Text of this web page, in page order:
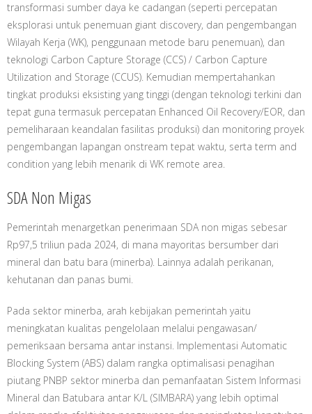
transformasi sumber daya ke cadangan (seperti percepatan
eksplorasi untuk penemuan giant discovery, dan pengembangan
Wilayah Kerja (WK), penggunaan metode baru penemuan), dan
teknologi Carbon Capture Storage (CCS) / Carbon Capture
Utilization and Storage (CCUS). Kemudian mempertahankan
tingkat produksi eksisting yang tinggi (dengan teknologi terkini dan
tepat guna termasuk percepatan Enhanced Oil Recovery/EOR, dan
pemeliharaan keandalan fasilitas produksi) dan monitoring proyek
pengembangan lapangan onstream tepat waktu, serta term and
condition yang lebih menarik di WK remote area.
SDA Non Migas
Pemerintah menargetkan penerimaan SDA non migas sebesar
Rp97,5 triliun pada 2024, di mana mayoritas bersumber dari
mineral dan batu bara (minerba). Lainnya adalah perikanan,
kehutanan dan panas bumi.
Pada sektor minerba, arah kebijakan pemerintah yaitu
meningkatan kualitas pengelolaan melalui pengawasan/
pemeriksaan bersama antar instansi. Implementasi Automatic
Blocking System (ABS) dalam rangka optimalisasi penagihan
piutang PNBP sektor minerba dan pemanfaatan Sistem Informasi
Mineral dan Batubara antar K/L (SIMBARA) yang lebih optimal